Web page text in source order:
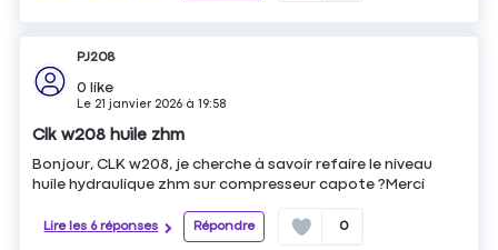
PJ208
0 like
Le 21 janvier 2026 à19:58
Clk w208 huile zhm
Bonjour, CLK w208, je cherche à savoir refaire le niveau
huile hydraulique zhm sur compresseur capote ?Merci
Lire les 6 réponses Répondre 0